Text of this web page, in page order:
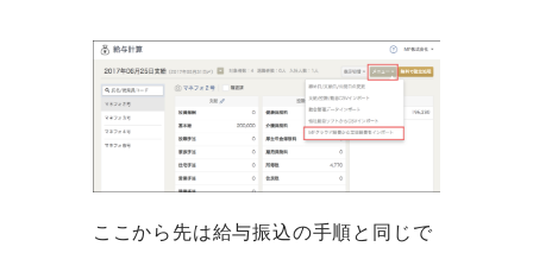
ここから先は給与振込の手順と同じで